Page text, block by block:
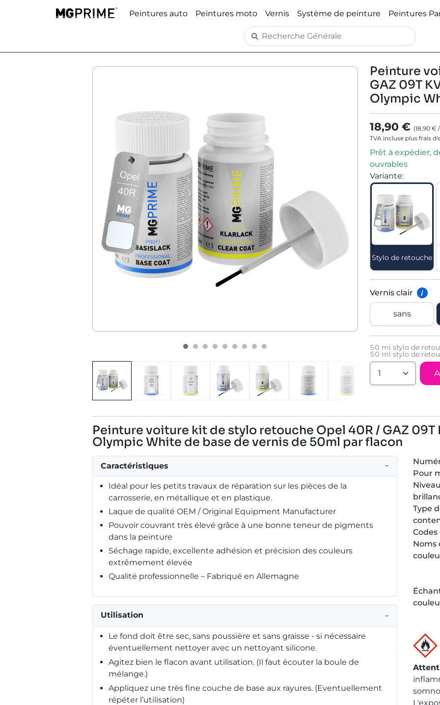
Peintures auto Peintures moto Vernis Système de peinture Peintures
Peinture
GAZ 09T
Olympic
18,90 € (18,90 € /
TVA incluse plus frais
Prêt à expédier,
ouvrables
Variante:
Stylo de retouche
Vernis clair i
sans
50 ml stylo de
50 ml stylo de
Peinture voiture kit de stylo retouche Opel 40R / GAZ 09T
Olympic White de base de vernis de 50ml par flacon
Caractéristiques −
Idéal pour les petits travaux de réparation sur les pièces de la
carrosserie, en métallique et en plastique.
Laque de qualité OEM / Original Equipment Manufacturer
Pouvoir couvrant très élevé grâce à une bonne teneur de pigments
dans la peinture
Séchage rapide, excellente adhésion et précision des couleurs
extrêmement élevée
Qualité professionnelle – Fabriqué en Allemagne
Utilisation −
Le fond doit être sec, sans poussière et sans graisse - si nécessaire
éventuellement nettoyer avec un nettoyant silicone.
Agitez bien le flacon avant utilisation. (Il faut écouter la boule de
mélange.)
Appliquez une très fine couche de base aux rayures. (Eventuellement
répéter l’utilisation)
Pour
Type
Noms